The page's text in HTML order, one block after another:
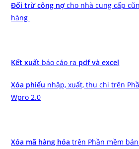
Đối trừ công nợcho nhà cung cấp
hàng
Kết xuất báo cáo ra pdf và excel
Xóa phiếu nhập, xuất, thu chi trên
Wpro 2.0
Xóa mã hàng hóa trên Phần mềm